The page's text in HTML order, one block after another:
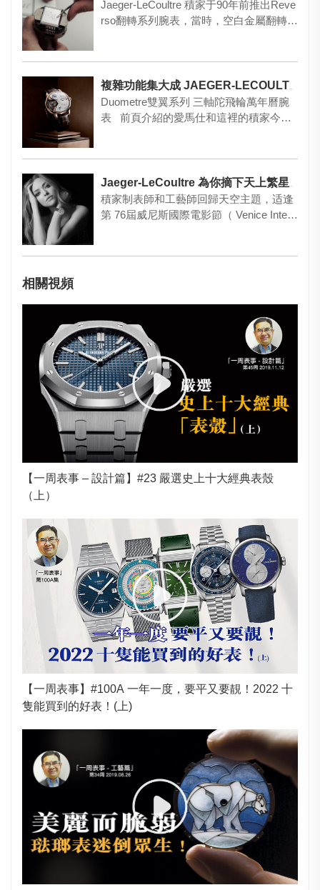
Jaeger-LeCoultre 積家于90年前推出Reve
rso翻轉系列腕表，當時，空白金屬翻轉
複雜功能集大成 JAEGER-LECOULTRE 積家
Duometre雙翼系列 三軸陀飛輪萬年曆腕
表 前頁介紹的愛馬仕和這裡的積家今年
Jaeger-LeCoultre 為你摘下天上繁星明月
積家制表師和工藝師回歸天空主題，适逢
第 76屆威尼斯國際電影節（ Venice Intern
相關視頻
【一周表事 – 設計篇】#23 嚴選史上十大經典表殼
（上）
【一周表事】#100A 一年一度，要平又要靚！2022 十
隻能買到的好表！(上)